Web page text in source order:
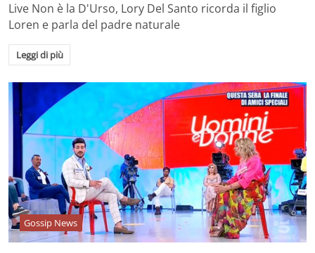
Live Non è la D'Urso, Lory Del Santo ricorda il figlio
Loren e parla del padre naturale
Leggi di più
Gossip News